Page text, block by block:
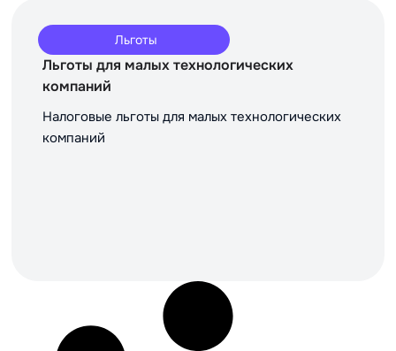
Льготы
Льготы для малых технологических
компаний
Налоговые льготы для малых технологических
компаний